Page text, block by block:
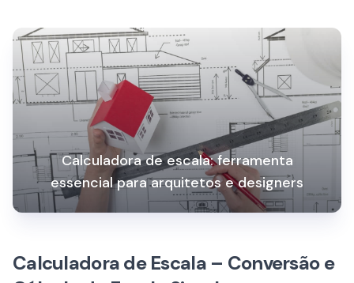
Calculadora de escala: ferramenta
essencial para arquitetos e designers
Calculadora de Escala – Conversão e